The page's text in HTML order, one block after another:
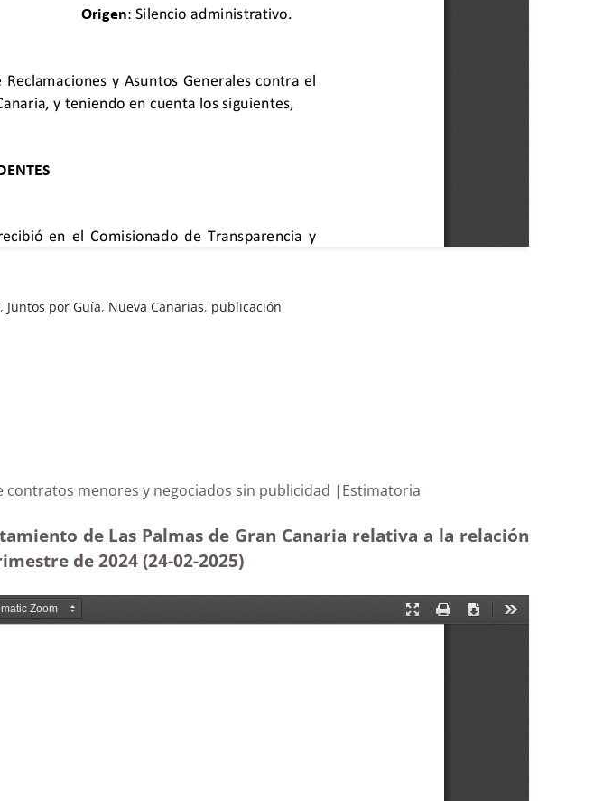
, Juntos por Guía, Nueva Canarias, publicación
contratos menores y negociados sin publicidad |Estimatoria
de Las Palmas de Gran Canaria relativa a la relación
de 2024 (24-02-2025)